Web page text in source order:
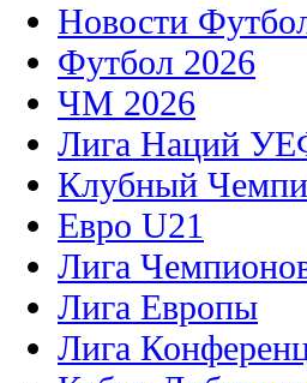
Новости
Футбол 2026
ЧМ 2026
Лига Наций
Клубный
Евро U21
Лига
Лига Европы
Лига